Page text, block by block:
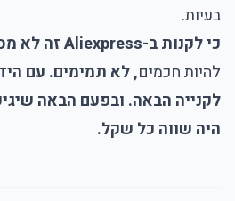
בעיות.
כי לקנות ב-Aliexpress זה לא מסובך -
להיות חכמים, לא תמימים. עם
לקנייה הבאה. ובפעם הבאה
היה שווה כל שקל.